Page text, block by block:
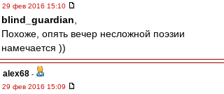
29 фев 2016 15:10
blind_guardian
Похоже, опять вечер несложной поэзии
намечается ))
alex68 -
29 фев 2016 15:09